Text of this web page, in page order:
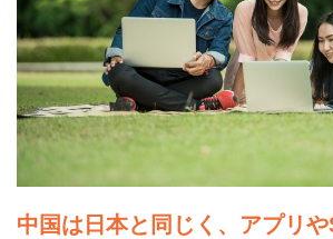
中国は日本と同じく、アプリ